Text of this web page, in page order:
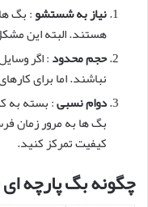
نیاز به شستشو: بگ
هستند. البته این
حجم محدود: اگر
نباشند. اما برای
دوام نسبی: بسته به
بگ ها به مرور زمان
کیفیت تمرکز کنید.
چگونه بگ پارچه